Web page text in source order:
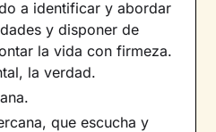
a identificar y abordar
y disponer de
la vida con firmeza.
la verdad.
que escucha y